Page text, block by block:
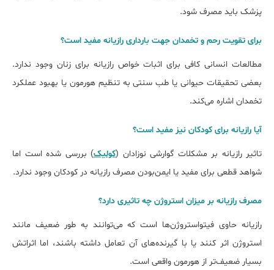
پزشک باید مصرف شود.
برای تقویت رحم و تخمدان جهت بارداری رازیانه مفید است؟
مطالعات انسانی کافی برای اثبات خواص رازیانه برای زنان وجود ندارد.
بعضی تحقیقات حیوانی یا طب سنتی به تنظیم هورمون یا بهبود عملکرد
تخمدان اشاره می‌کند.
آیا رازیانه برای کودکان نیز مفید است؟
تاثیر رازیانه بر مشکلات گوارشی نوزادان (کولیک) بررسی شده است اما
شواهد قطعی برای مفید یا ایمن‌بودن مصرف رازیانه در کودکان وجود ندارد.
مصرف رازیانه بر میزان استروژن چه تاثیری دارد؟
رازیانه حاوی فیتواستروژن‌ها است که می‌توانند به طور ضعیف مانند
استروژن اثر کنند یا با گیرنده‌های آن تعامل داشته باشند، اما اثراتش
بسیار ضعیف‌تر از هورمون واقعی است.